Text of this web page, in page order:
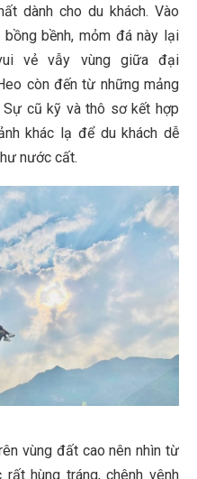
dành cho du khách. Vào
bềnh, mỏm đá này lại
vẻ vẫy vùng giữa đại
còn đến từ những mảng
Sự cũ kỹ và thô sơ kết hợp
khác lạ để du khách dễ
nước cất.
vùng đất cao nên nhìn từ
hùng tráng, chênh vênh